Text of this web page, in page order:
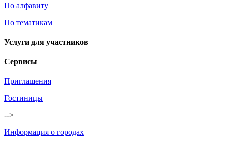
По алфавиту
По тематикам
Услуги для участников
Сервисы
Приглашения
Гостиницы
-->
Информация о городах